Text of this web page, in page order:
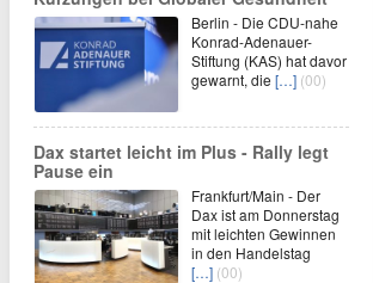
Berlin - Die CDU-nahe
Konrad-Adenauer-
Stiftung (KAS) hat davor
gewarnt, die […] (00)
Dax startet leicht im Plus - Rally legt
Pause ein
Frankfurt/Main - Der
Dax ist am Donnerstag
mit leichten Gewinnen
in den Handelstag
[…] (00)